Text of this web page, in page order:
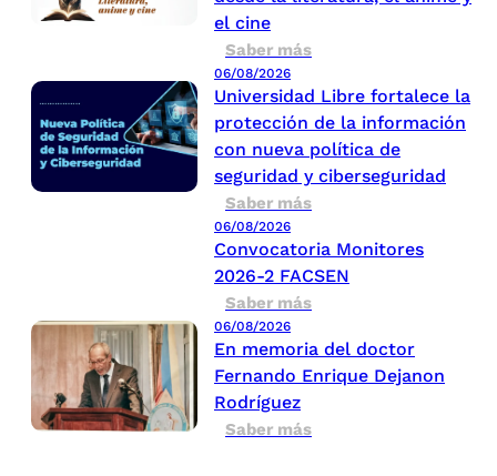
el cine
Saber más
06/08/2026
Universidad Libre fortalece la
protección de la información
con nueva política de
seguridad y ciberseguridad
Saber más
06/08/2026
Convocatoria Monitores
2026-2 FACSEN
Saber más
06/08/2026
En memoria del doctor
Fernando Enrique Dejanon
Rodríguez
Saber más